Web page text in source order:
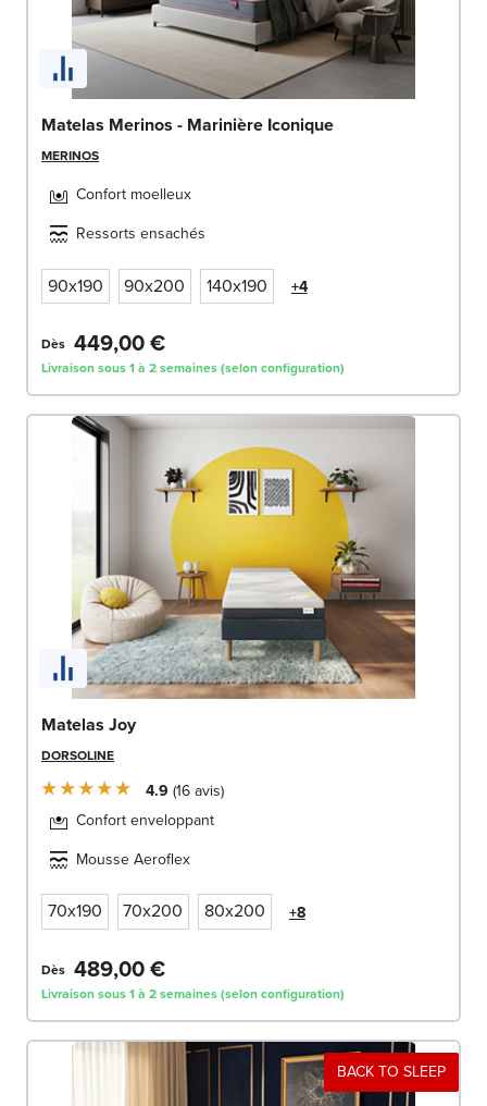
Matelas Merinos - Marinière Iconique
MERINOS
Confort moelleux
Ressorts ensachés
90x190 90x200 140x190 +4
Dès 449,00 €
Livraison sous 1 à 2 semaines (selon configuration)
Matelas Joy
DORSOLINE
4.9 16avis
Confort enveloppant
Mousse Aeroflex
70x190 70x200 80x200 +8
Dès 489,00 €
Livraison sous 1 à 2 semaines (selon configuration)
BACK TO SLEEP